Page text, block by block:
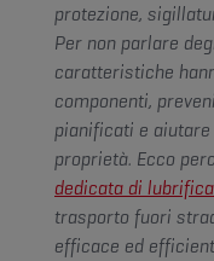
protezione,
Per non parlare
caratteristiche
componenti,
pianificati e
proprietà. Ecco
dedicata di
trasporto fuori
efficace ed